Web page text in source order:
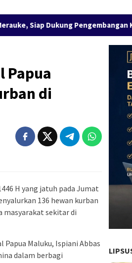
Kawasan Salor Berbasis
Papua
di
H yang jatuh pada Jumat
136 hewan kurban
masyarakat sekitar di
Papua Maluku, Ispiani Abbas
dalam berbagi